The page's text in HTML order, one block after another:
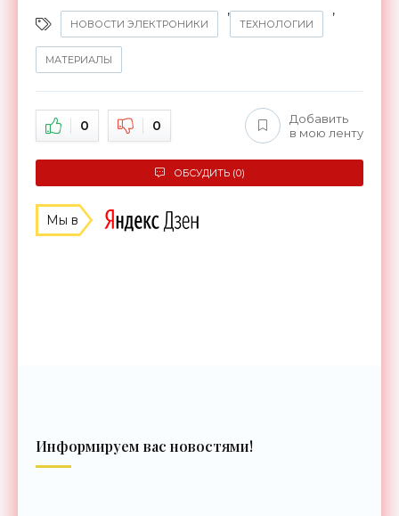
НОВОСТИ ЭЛЕКТРОНИКИ
,
ТЕХНОЛОГИИ
,
МАТЕРИАЛЫ
0 0
Добавить
в мою ленту
ОБСУДИТЬ (0)
Мы в
Информируем вас новостями!